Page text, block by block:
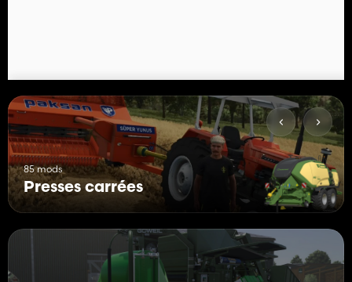
Aménagez votre flotte selon votre style !
85 mods
Presses carrées